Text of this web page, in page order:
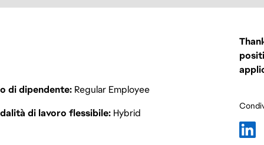
di dipendente Regular Employee
di lavoro flessibile Hybrid